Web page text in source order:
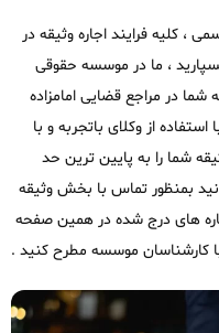
، کلیه فرایند اجاره وثیقه در
، ما در موسسه حقوقی
در مراجع قضایی امامزاده
از وکلای باتجربه و با
شما را به پایین ترین حد
بمنظور تماس با بخش وثیقه
های درج شده در همین صفحه
کارشناسان موسسه مطرح کنید .